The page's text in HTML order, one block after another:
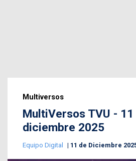
Multiversos
MultiVersos TVU - 11
diciembre 2025
Equipo Digital 11 de Diciembre